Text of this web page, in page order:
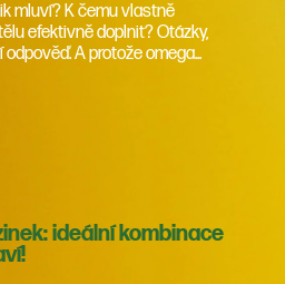
mluví? K čemu vlastně
efektivně doplnit? Otázky,
A protože omega...
ideální kombinace